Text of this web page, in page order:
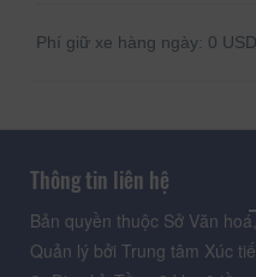
Phí giữ xe hàng ngày: 0 USD
Thông tin liên hệ
Bản quyền thuộc Sở Văn
Quản lý bởi Trung tâm Xúc